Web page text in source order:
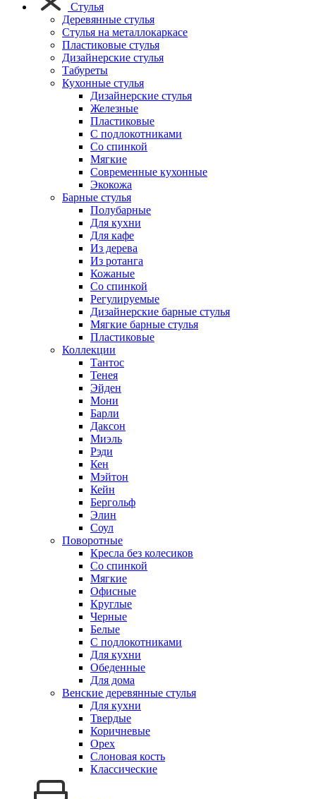
Стулья
Деревянные стулья
Стулья на металлокаркасе
Пластиковые стулья
Дизайнерские стулья
Табуреты
Кухонные стулья
Дизайнерские стулья
Железные
Пластиковые
С подлокотниками
Со спинкой
Мягкие
Современные кухонные
Экокожа
Барные стулья
Полубарные
Для кухни
Для кафе
Из дерева
Из ротанга
Кожаные
Со спинкой
Регулируемые
Дизайнерские барные стулья
Мягкие барные стулья
Пластиковые
Коллекции
Тантос
Тенея
Эйден
Мони
Барли
Даксон
Миэль
Рэди
Кен
Мэйтон
Кейн
Бергольф
Элин
Соул
Поворотные
Кресла без колесиков
Со спинкой
Мягкие
Офисные
Круглые
Черные
Белые
С подлокотниками
Для кухни
Обеденные
Для дома
Венские деревянные стулья
Для кухни
Твердые
Коричневые
Орех
Слоновая кость
Классические